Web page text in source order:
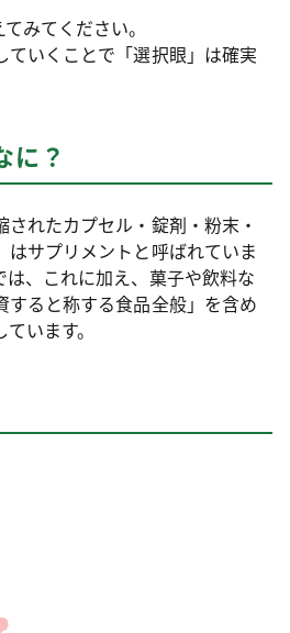
みてください。
ていくことで「選択眼」は確実
に？
れたカプセル・錠剤・粉末・
サプリメントと呼ばれていま
、これに加え、菓子や飲料な
すると称する食品全般」を含め
います。